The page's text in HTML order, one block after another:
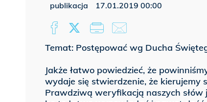
Temat: Postępować wg Ducha
Jakże łatwo powiedzieć, że
wydaje się stwierdzenie, że kierujemy
Prawdziwą weryfikacją naszych słów
publikacja
17.01.2019 00:00